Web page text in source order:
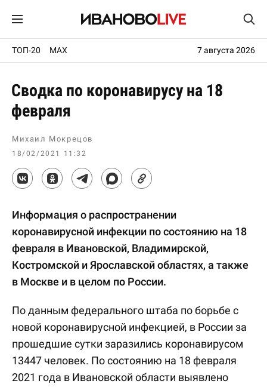
ТОП-20 MAX 7 августа 2026
Сводка по коронавирусу на 18
февраля
Михаил Мокрецов
18/02/2021 11:32
Информация о распространении
коронавирусной инфекции по состоянию на 18
февраля в Ивановской, Владимирской,
Костромской и Ярославской областях, а также
в Москве и в целом по России.
По данным федерального штаба по борьбе с
новой коронавирусной инфекцией, в России за
прошедшие сутки заразились коронавирусом
13447 человек. По состоянию на 18 февраля
2021 года в Ивановской области выявлено